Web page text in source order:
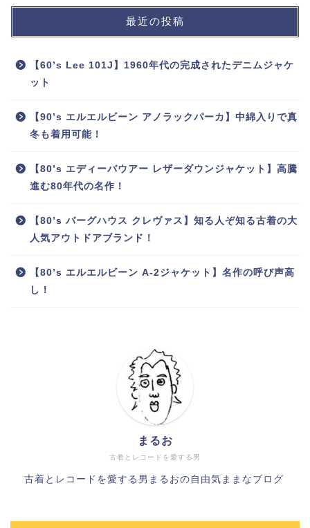
最近の投稿
【60’s Lee 101J】1960年代の完成されたデニムジャケ
ット
【90’s エルエルビーン アノラックパーカ】中綿入りで真
冬も着用可能！
【80’s エディーバウアー レザーダウンジャケット】高騰
進む80年代の名作！
【80’s バーグハウス クレヴァス】知る人ぞ知る古着の大
人気アウトドアブランド！
【80’s エルエルビーン A-2ジャケット】名作の呼び声高
し！
古着とレコードを愛する男
まるお
古着とレコードを愛する男まるおの自由気ままなブログ